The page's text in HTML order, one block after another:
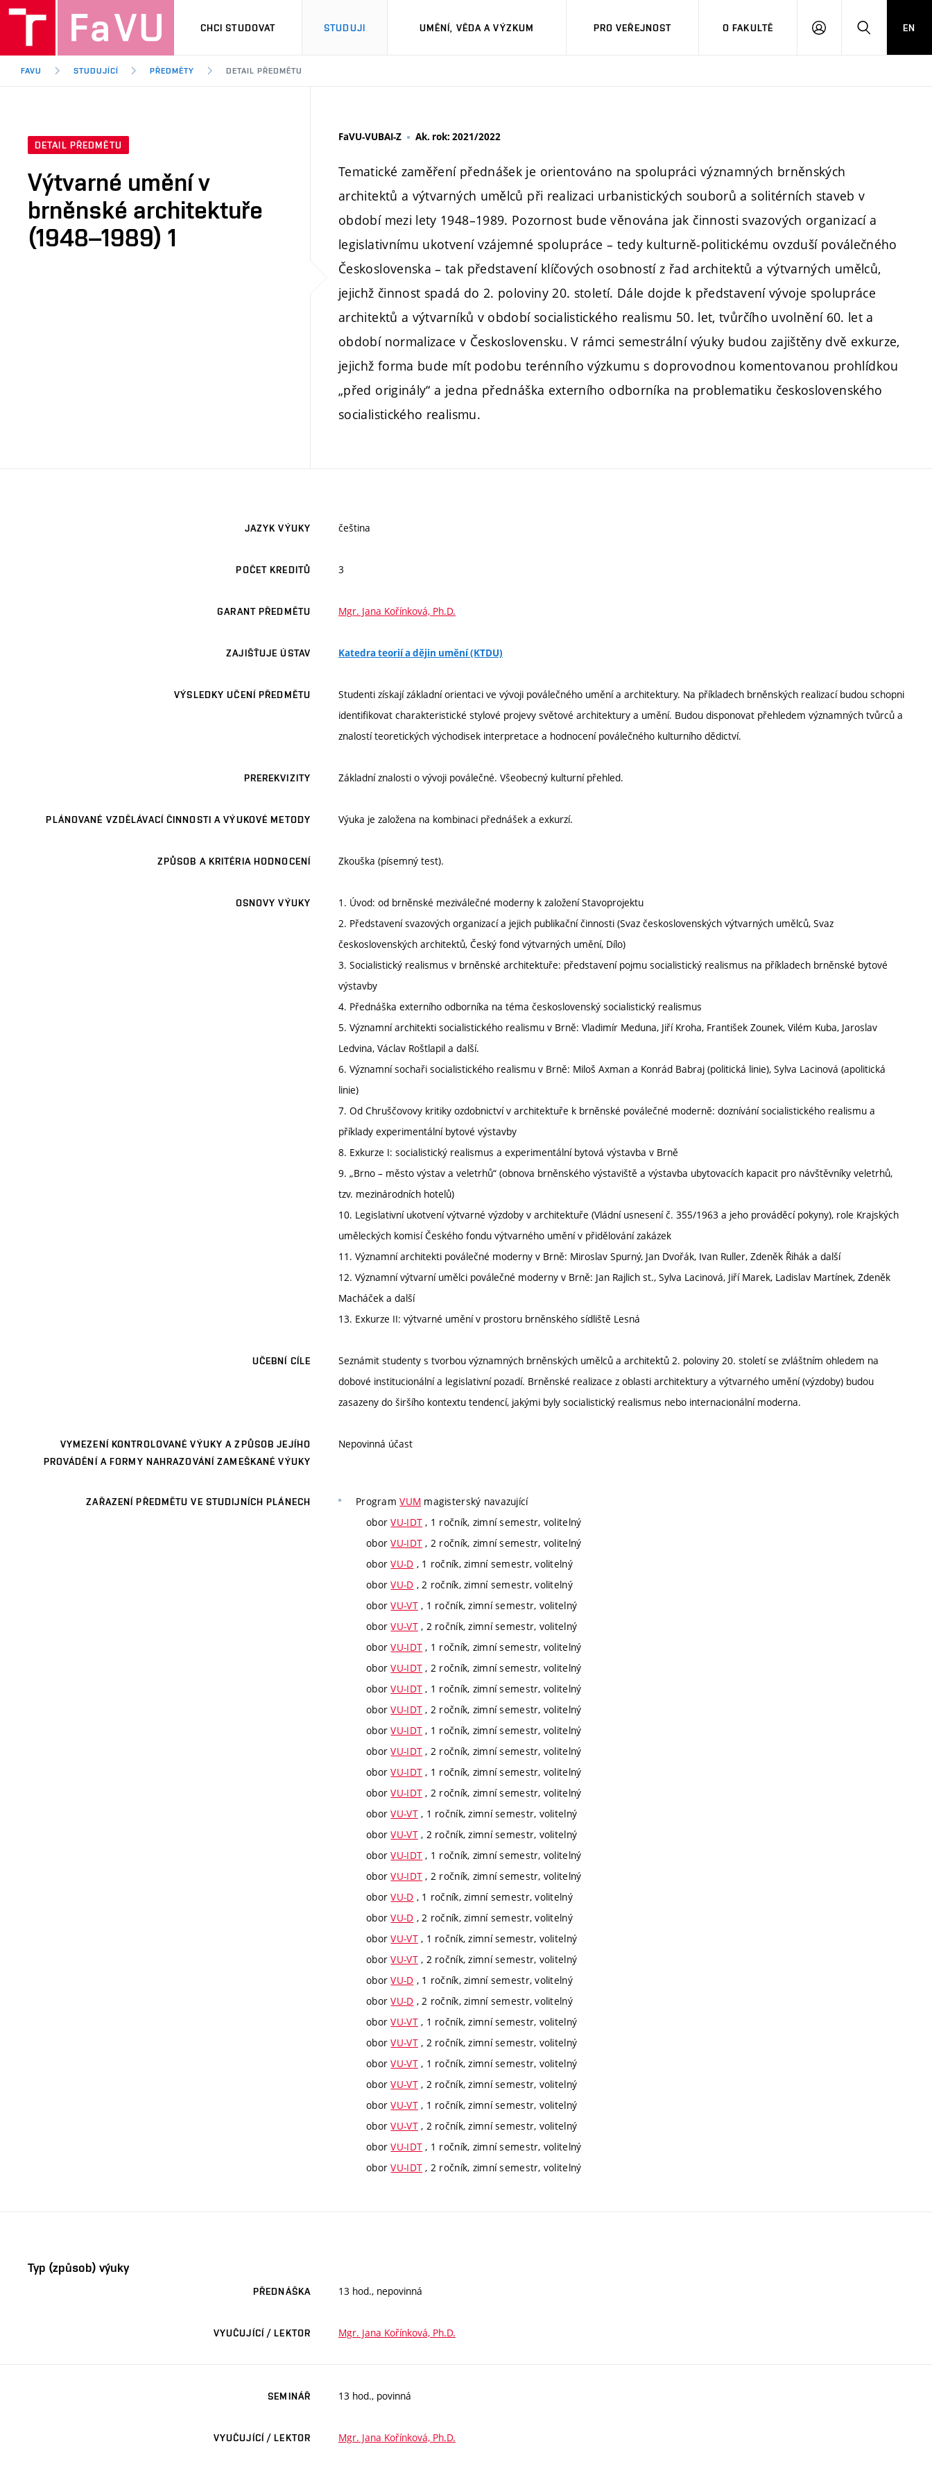
CHCI STUDOVAT STUDUJI UMĚNÍ, VĚDA A VÝZKUM PRO VEŘEJNOST O FAKULTĚ
PŘIHLÁSITHLEDAT
EN
FAVU STUDUJÍCÍ PŘEDMĚTY DETAIL PŘEDMĚTU
DETAIL PŘEDMĚTU
Výtvarné umění v
brněnské architektuře
(1948–1989) 1
FaVU-VUBAI-Z Ak. rok: 2021/2022
Tematické zaměření přednášek je orientováno na spolupráci významných brněnských
architektů a výtvarných umělců při realizaci urbanistických souborů a solitérních staveb v
období mezi lety 1948–1989. Pozornost bude věnována jak činnosti svazových organizací a
legislativnímu ukotvení vzájemné spolupráce – tedy kulturně-politickému ovzduší poválečného
Československa – tak představení klíčových osobností z řad architektů a výtvarných umělců,
jejichž činnost spadá do 2. poloviny 20. století. Dále dojde k představení vývoje spolupráce
architektů a výtvarníků v období socialistického realismu 50. let, tvůrčího uvolnění 60. let a
období normalizace v Československu. V rámci semestrální výuky budou zajištěny dvě exkurze,
jejichž forma bude mít podobu terénního výzkumu s doprovodnou komentovanou prohlídkou
„před originály“ a jedna přednáška externího odborníka na problematiku československého
socialistického realismu.
JAZYK VÝUKY čeština
POČET KREDITŮ 3
GARANT PŘEDMĚTU Mgr. Jana Kořínková, Ph.D.
ZAJIŠŤUJE ÚSTAV Katedra teorií a dějin umění (KTDU)
VÝSLEDKY UČENÍ PŘEDMĚTU
Studenti získají základní orientaci ve vývoji poválečného umění a architektury. Na příkladech brněnských realizací budou schopni
identifikovat charakteristické stylové projevy světové architektury a umění. Budou disponovat přehledem významných tvůrců a
znalostí teoretických východisek interpretace a hodnocení poválečného kulturního dědictví.
PREREKVIZITY Základní znalosti o vývoji poválečné. Všeobecný kulturní přehled.
PLÁNOVANÉ VZDĚLÁVACÍ ČINNOSTI A VÝUKOVÉ METODY Výuka je založena na kombinaci přednášek a exkurzí.
ZPŮSOB A KRITÉRIA HODNOCENÍ Zkouška (písemný test).
OSNOVY VÝUKY
1. Úvod: od brněnské meziválečné moderny k založení Stavoprojektu
2. Představení svazových organizací a jejich publikační činnosti (Svaz československých výtvarných umělců, Svaz
československých architektů, Český fond výtvarných umění, Dílo)
3. Socialistický realismus v brněnské architektuře: představení pojmu socialistický realismus na příkladech brněnské bytové
výstavby
4. Přednáška externího odborníka na téma československý socialistický realismus
5. Významní architekti socialistického realismu v Brně: Vladimír Meduna, Jiří Kroha, František Zounek, Vilém Kuba, Jaroslav
Ledvina, Václav Roštlapil a další.
6. Významní sochaři socialistického realismu v Brně: Miloš Axman a Konrád Babraj (politická linie), Sylva Lacinová (apolitická
linie)
7. Od Chruščovovy kritiky ozdobnictví v architektuře k brněnské poválečné moderně: doznívání socialistického realismu a
příklady experimentální bytové výstavby
8. Exkurze I: socialistický realismus a experimentální bytová výstavba v Brně
9. „Brno – město výstav a veletrhů“ (obnova brněnského výstaviště a výstavba ubytovacích kapacit pro návštěvníky veletrhů,
tzv. mezinárodních hotelů)
10. Legislativní ukotvení výtvarné výzdoby v architektuře (Vládní usnesení č. 355/1963 a jeho prováděcí pokyny), role Krajských
uměleckých komisí Českého fondu výtvarného umění v přidělování zakázek
11. Významní architekti poválečné moderny v Brně: Miroslav Spurný, Jan Dvořák, Ivan Ruller, Zdeněk Řihák a další
12. Významní výtvarní umělci poválečné moderny v Brně: Jan Rajlich st., Sylva Lacinová, Jiří Marek, Ladislav Martínek, Zdeněk
Macháček a další
13. Exkurze II: výtvarné umění v prostoru brněnského sídliště Lesná
UČEBNÍ CÍLE
Seznámit studenty s tvorbou významných brněnských umělců a architektů 2. poloviny 20. století se zvláštním ohledem na
dobové institucionální a legislativní pozadí. Brněnské realizace z oblasti architektury a výtvarného umění (výzdoby) budou
zasazeny do širšího kontextu tendencí, jakými byly socialistický realismus nebo internacionální moderna.
VYMEZENÍ KONTROLOVANÉ VÝUKY A ZPŮSOB JEJÍHO
PROVÁDĚNÍ A FORMY NAHRAZOVÁNÍ ZAMEŠKANÉ VÝUKY
Nepovinná účast
ZAŘAZENÍ PŘEDMĚTU VE STUDIJNÍCH PLÁNECH ProgramVUM magisterský navazující
oborVU-IDT , 1 ročník, zimní semestr, volitelný
oborVU-IDT , 2 ročník, zimní semestr, volitelný
oborVU-D , 1 ročník, zimní semestr, volitelný
oborVU-D , 2 ročník, zimní semestr, volitelný
oborVU-VT, 1 ročník, zimní semestr, volitelný
oborVU-VT, 2 ročník, zimní semestr, volitelný
oborVU-IDT , 1 ročník, zimní semestr, volitelný
oborVU-IDT , 2 ročník, zimní semestr, volitelný
oborVU-IDT , 1 ročník, zimní semestr, volitelný
oborVU-IDT , 2 ročník, zimní semestr, volitelný
oborVU-IDT , 1 ročník, zimní semestr, volitelný
oborVU-IDT , 2 ročník, zimní semestr, volitelný
oborVU-IDT , 1 ročník, zimní semestr, volitelný
oborVU-IDT , 2 ročník, zimní semestr, volitelný
oborVU-VT, 1 ročník, zimní semestr, volitelný
oborVU-VT, 2 ročník, zimní semestr, volitelný
oborVU-IDT , 1 ročník, zimní semestr, volitelný
oborVU-IDT , 2 ročník, zimní semestr, volitelný
oborVU-D , 1 ročník, zimní semestr, volitelný
oborVU-D , 2 ročník, zimní semestr, volitelný
oborVU-VT, 1 ročník, zimní semestr, volitelný
oborVU-VT, 2 ročník, zimní semestr, volitelný
oborVU-D , 1 ročník, zimní semestr, volitelný
oborVU-D , 2 ročník, zimní semestr, volitelný
oborVU-VT, 1 ročník, zimní semestr, volitelný
oborVU-VT, 2 ročník, zimní semestr, volitelný
oborVU-VT, 1 ročník, zimní semestr, volitelný
oborVU-VT, 2 ročník, zimní semestr, volitelný
oborVU-VT, 1 ročník, zimní semestr, volitelný
oborVU-VT, 2 ročník, zimní semestr, volitelný
oborVU-IDT , 1 ročník, zimní semestr, volitelný
oborVU-IDT , 2 ročník, zimní semestr, volitelný
Typ (způsob) výuky
PŘEDNÁŠKA 13 hod., nepovinná
VYUČUJÍCÍ / LEKTOR Mgr. Jana Kořínková, Ph.D.
SEMINÁŘ 13 hod., povinná
VYUČUJÍCÍ / LEKTOR Mgr. Jana Kořínková, Ph.D.